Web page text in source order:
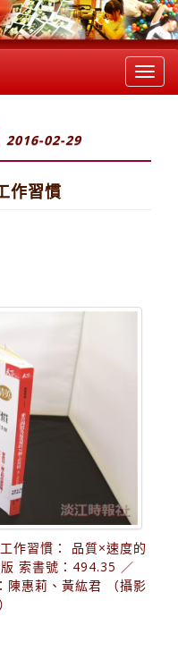
2016-02-29
作習慣
作習慣： 品質×速度的
索書號：494.35 ／
惠莉、黃紘君 （攝影